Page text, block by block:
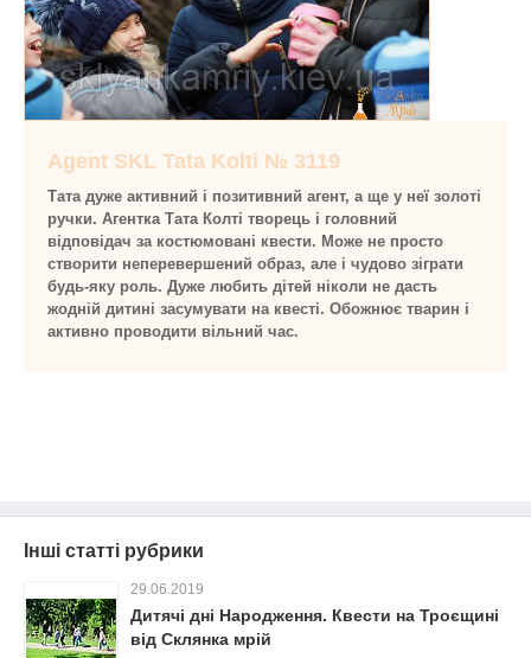
Agent SKL Tata Kolti № 3119
Тата дуже активний і позитивний агент, а ще у неї золоті
ручки. Агентка Тата Колті творець і головний
відповідач за костюмовані квести. Може не просто
створити неперевершений образ, але і чудово зіграти
будь-яку роль. Дуже любить дітей ніколи не дасть
жодній дитині засумувати на квесті. Обожнює тварин і
активно проводити вільний час.
Інші статті рубрики
29.06.2019
Дитячі дні Народження. Квести на Троєщині
від Склянка мрій